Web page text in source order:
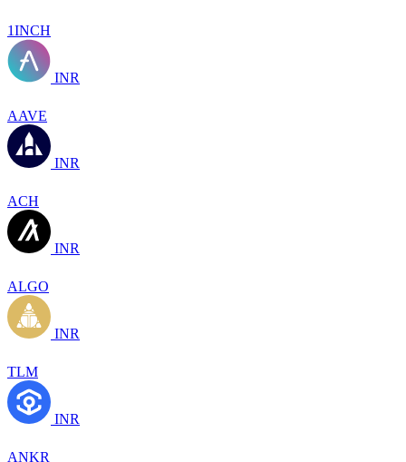
1INCH
INR
AAVE
INR
ACH
INR
ALGO
INR
TLM
INR
ANKR